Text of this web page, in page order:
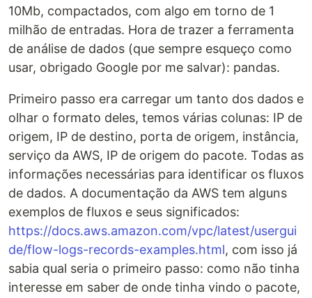
10Mb, compactados, com algo em torno de 1
milhão de entradas. Hora de trazer a ferramenta
de análise de dados (que sempre esqueço como
usar, obrigado Google por me salvar): pandas.
Primeiro passo era carregar um tanto dos dados e
olhar o formato deles, temos várias colunas: IP de
origem, IP de destino, porta de origem, instância,
serviço da AWS, IP de origem do pacote. Todas as
informações necessárias para identificar os fluxos
de dados. A documentação da AWS tem alguns
exemplos de fluxos e seus significados:
https://docs.aws.amazon.com/vpc/latest/usergui
de/flow-logs-records-examples.html, com isso já
sabia qual seria o primeiro passo: como não tinha
interesse em saber de onde tinha vindo o pacote,